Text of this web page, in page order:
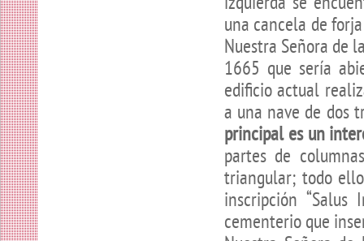
una cancela de
Nuestra Señora de
1665 que sería
edificio actual
a una nave de dos
principal es un
partes de
triangular; todo
inscripción “Salus
cementerio que